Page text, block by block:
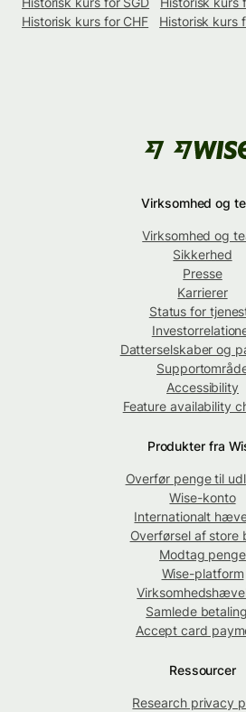
Historisk kurs for CHF
Historisk kurs
Virksomhed og
Virksomhed og
Sikkerhed
Presse
Karrierer
Status for
Datterselskaber og
Accessibility
Feature availability
Produkter fra
Overfør penge til
Wise-konto
Internationalt
Overførsel af store
Modtag penge
Wise-platform
Samlede
Accept card
Ressourcer
Research privacy